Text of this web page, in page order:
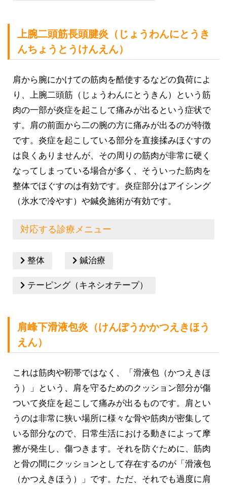
上腕二頭筋長頭腱炎（じょうわんにとうき
んちょうとうけんえん）
肩から腕にかけての筋肉を酷使するなどの負荷によ
り、上腕二頭筋（じょうわんにとうきん）という筋
肉の一部が炎症を起こして痛みが出るという症状で
す。肩の前面から二の腕の方に痛みが出るのが特徴
です。炎症を起こしている部分を直接揉みほぐすの
は良くありませんが、その周りの筋肉が非常に硬く
なってしまっている場合が多く、そういった筋肉を
整体でほぐすのは有効です。炎症部分はアイシング
（氷水で冷やす）や鍼灸施術が有効です。
対応する診療メニュー
整体 鍼治療
テーピング（キネシオテープ）
肩峰下滑液包炎（けんぽうかかつえきほう
えん）
これは筋肉や靭帯ではなく、「滑液包（かつえきほ
う）」という、肩を守るためのクッション部分が傷
ついて炎症を起こして痛みが出るものです。肩とい
うのは非常に狭い場所に様々な骨や筋肉が密集して
いる部分なので、日常生活における動きによって摩
擦が発生し、傷つきます。それを防ぐために、筋肉
と骨の間にクッションとして存在するのが「滑液包
（かつえきほう）」です。ただ、それでも過度に肩